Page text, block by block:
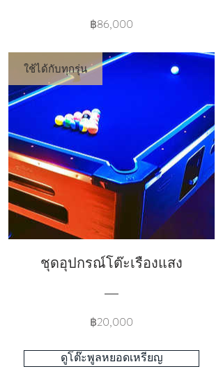
฿86,000
ใช้ได้กับทุกรุ่น
ชุดอุปกรณ์โต๊ะเรืองแสง
฿20,000
ดูโต๊ะพูลหยอดเหรียญ